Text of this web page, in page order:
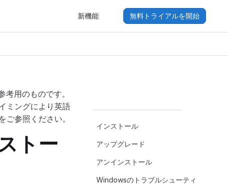
新機能 無料トライアルを開始
用のものです。
ミングにより英語
をご参照ください。
トー
インストール
アップグレード
アンインストール
Windowsのトラブルシューティ